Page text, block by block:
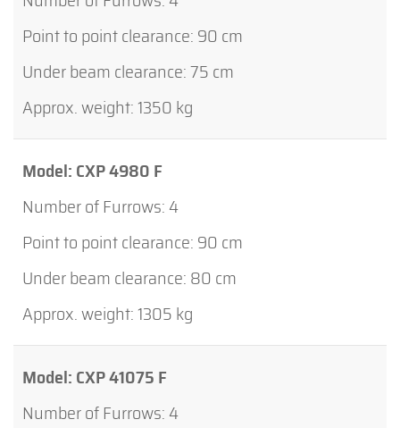
90 cm
75 cm
1350 kg
CXP 4980 F
4
90 cm
80 cm
1305 kg
CXP 41075 F
4